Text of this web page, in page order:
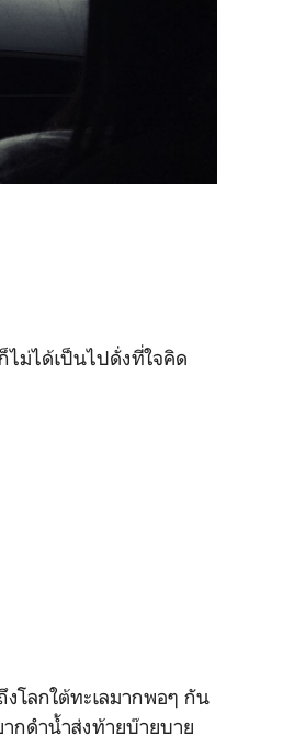
ไม่ได้เป็นไปดั่งที่ใจคิด
โลกใต้ทะเลมากพอๆ กัน
กดำน้ำส่งท้ายบ๊ายบาย